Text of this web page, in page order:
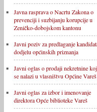
Javna rasprava o Nacrtu Zakona o
prevenciji i suzbijanju korupcije u
Zeničko-dobojskom kantonu
Javni poziv za predlaganje
dodjelu općinskih priznanja
Javni oglas o prodaji nekretnine
se nalazi u vlasništvu Općine Vareš
Javni oglas za izbor i imenovanje
direktora Opće biblioteke Vareš